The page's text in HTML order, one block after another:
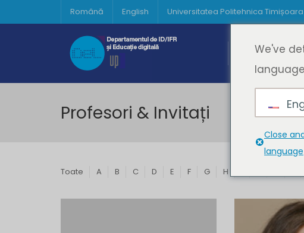
Română English Universitatea Politehnica Timișoara
Acasă
Profesori & Invitați
Toate A B C D E F G H
We've
Close
language